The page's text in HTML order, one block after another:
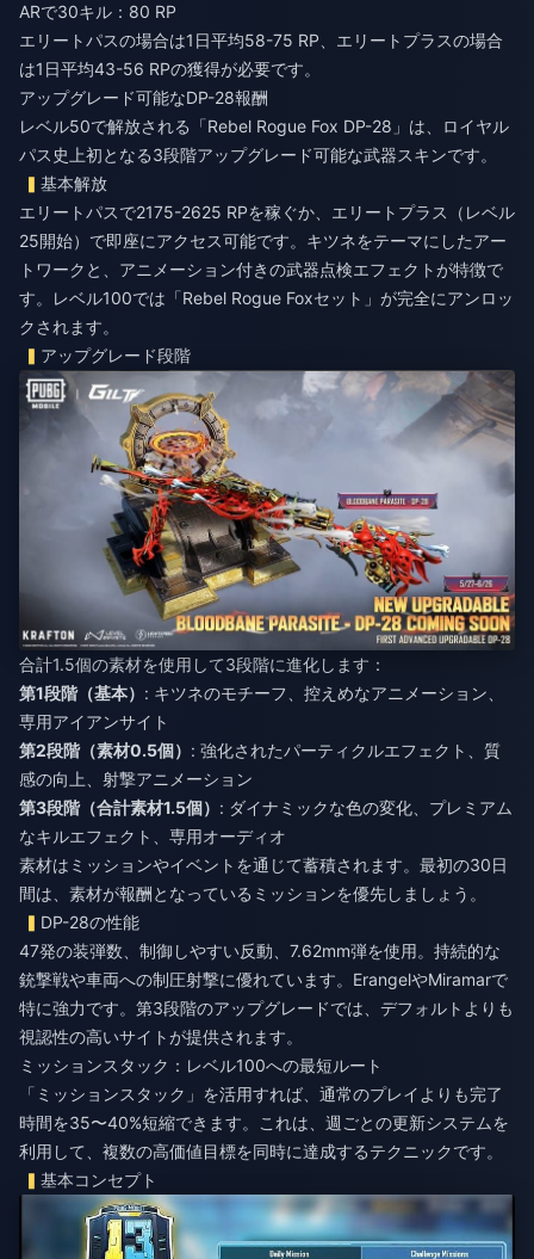
ARで30キル：80 RP
エリートパスの場合は1日平均58-75 RP、エリートプラスの場合
は1日平均43-56 RPの獲得が必要です。
アップグレード可能なDP-28報酬
レベル50で解放される「Rebel Rogue Fox DP-28」は、ロイヤル
パス史上初となる3段階アップグレード可能な武器スキンです。
基本解放
エリートパスで2175-2625 RPを稼ぐか、エリートプラス（レベル
25開始）で即座にアクセス可能です。キツネをテーマにしたアー
トワークと、アニメーション付きの武器点検エフェクトが特徴で
す。レベル100では「Rebel Rogue Foxセット」が完全にアンロッ
クされます。
アップグレード段階
合計1.5個の素材を使用して3段階に進化します：
第1段階（基本） : キツネのモチーフ、控えめなアニメーション、
専用アイアンサイト
第2段階（素材0.5個） : 強化されたパーティクルエフェクト、質
感の向上、射撃アニメーション
第3段階（合計素材1.5個） : ダイナミックな色の変化、プレミアム
なキルエフェクト、専用オーディオ
素材はミッションやイベントを通じて蓄積されます。最初の30日
間は、素材が報酬となっているミッションを優先しましょう。
DP-28の性能
47発の装弾数、制御しやすい反動、7.62mm弾を使用。持続的な
銃撃戦や車両への制圧射撃に優れています。ErangelやMiramarで
特に強力です。第3段階のアップグレードでは、デフォルトよりも
視認性の高いサイトが提供されます。
ミッションスタック：レベル100への最短ルート
「ミッションスタック」を活用すれば、通常のプレイよりも完了
時間を35〜40%短縮できます。これは、週ごとの更新システムを
利用して、複数の高価値目標を同時に達成するテクニックです。
基本コンセプト